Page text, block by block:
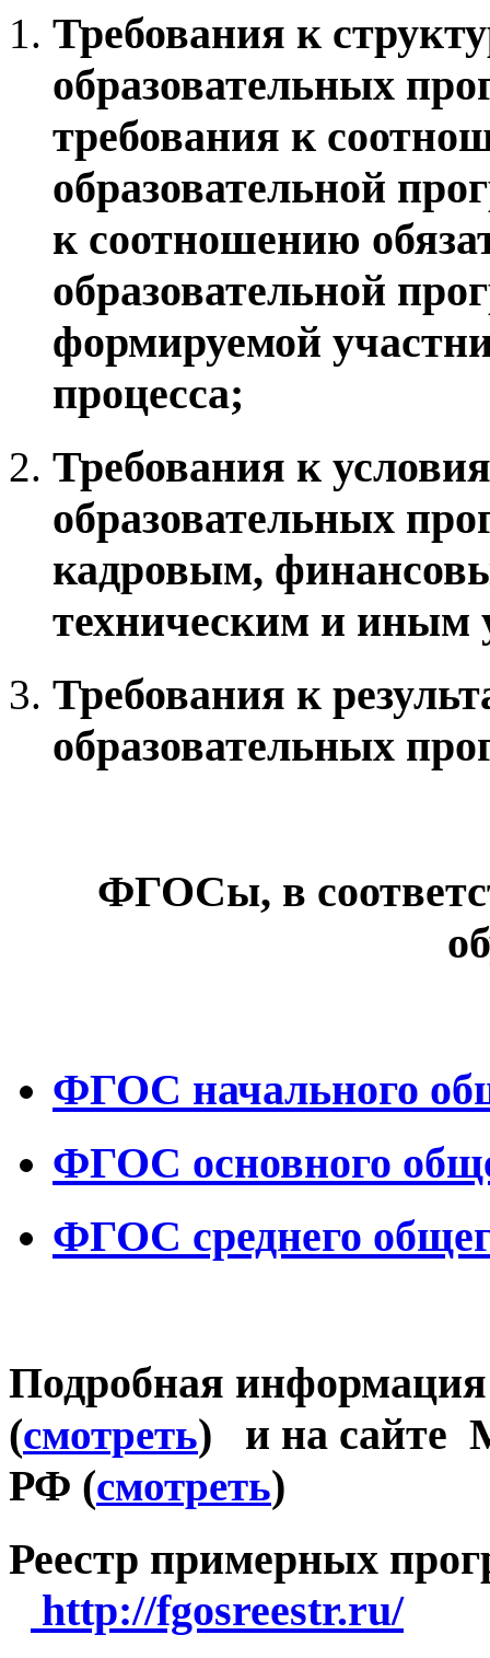
Требования к
образовательных
требования к
образовательной
к соотношению
образовательной
формируемой
процесса;
Требования к
образовательных
кадровым,
техническим и иным
Требования к
образовательных
ФГОСы, в
ФГОС начального
ФГОС основного
ФГОС среднего
Подробная
(смотреть) и на сайте
РФ (смотреть)
Реестр примерных
http://fgosreestr.ru/